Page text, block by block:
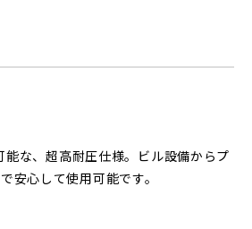
能な、超高耐圧仕様。ビル設備からプ
安心して使用可能です。